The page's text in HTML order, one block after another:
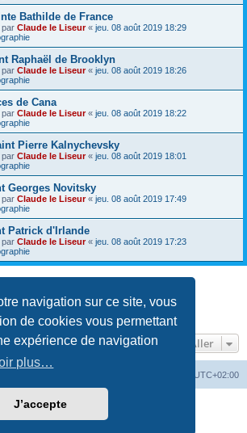
navigation sur ce site, vous
de cookies vous permettant
expérience de navigation
plus…
J’accepte
Bathilde de France
par Claude le Liseur« jeu. 08 août 2019 18:29
Raphaël de Brooklyn
par Claude le Liseur« jeu. 08 août 2019 18:26
de Cana
par Claude le Liseur« jeu. 08 août 2019 18:22
Pierre Kalnychevsky
par Claude le Liseur« jeu. 08 août 2019 18:01
Georges Novitsky
par Claude le Liseur« jeu. 08 août 2019 17:49
Patrick d'Irlande
par Claude le Liseur« jeu. 08 août 2019 17:23
Page1sur20
3
Aller
UTC+02:00
phpBB® Forum Software © phpBB Limited
©